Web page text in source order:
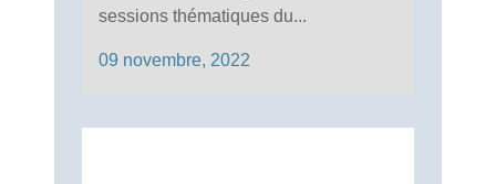
sessions thématiques du...
09 novembre, 2022